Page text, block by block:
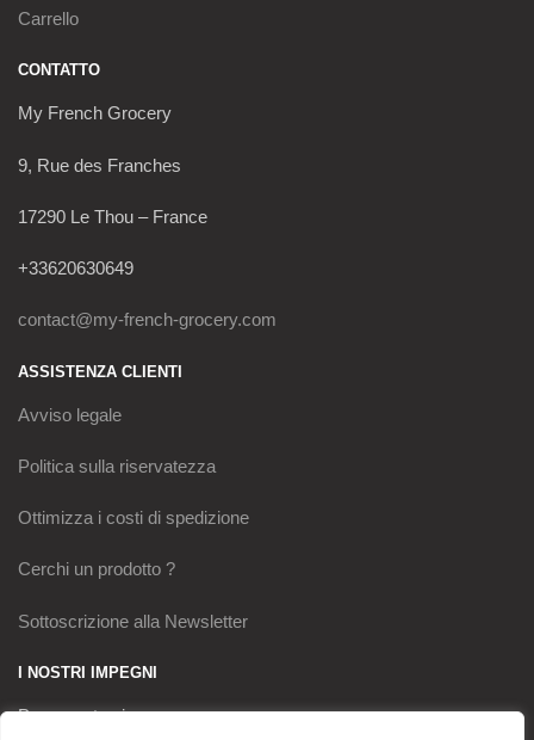
Carrello
CONTATTO
My French Grocery
9, Rue des Franches
17290 Le Thou – France
+33620630649
contact@my-french-grocery.com
ASSISTENZA CLIENTI
Avviso legale
Politica sulla riservatezza
Ottimizza i costi di spedizione
Cerchi un prodotto ?
Sottoscrizione alla Newsletter
I NOSTRI IMPEGNI
Pagamento sicuro